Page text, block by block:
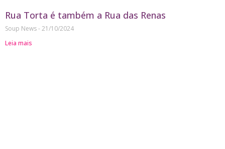
Rua Torta é também a Rua das Renas
Soup News 21/10/2024
Leia mais